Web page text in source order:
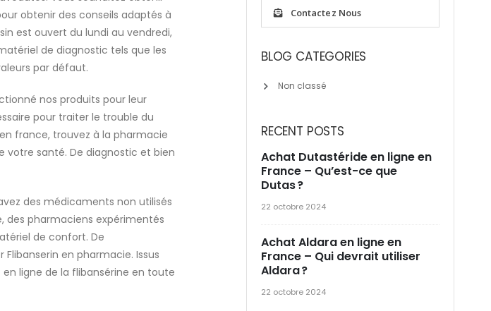
obtenir des conseils adaptés à
est ouvert du lundi au vendredi,
de diagnostic tels que les
par défaut.
nos produits pour leur
pour traiter le trouble du
france, trouvez à la pharmacie
votre santé. De diagnostic et bien
des médicaments non utilisés
des pharmaciens expérimentés
de confort. De
en pharmacie. Issus
ligne de la flibansérine en toute
Contactez Nous
BLOG CATEGORIES
Non classé
RECENT POSTS
Achat Dutastéride en ligne en
France – Qu’est-ce que
Dutas ?
22 octobre 2024
Achat Aldara en ligne en
France – Qui devrait utiliser
Aldara ?
22 octobre 2024